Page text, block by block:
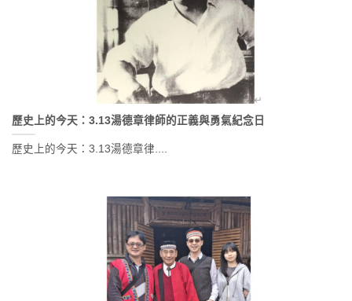
歷史上的今天：3.13湯德章律師的正義與勇氣紀念日
歷史上的今天：3.13湯德章律....